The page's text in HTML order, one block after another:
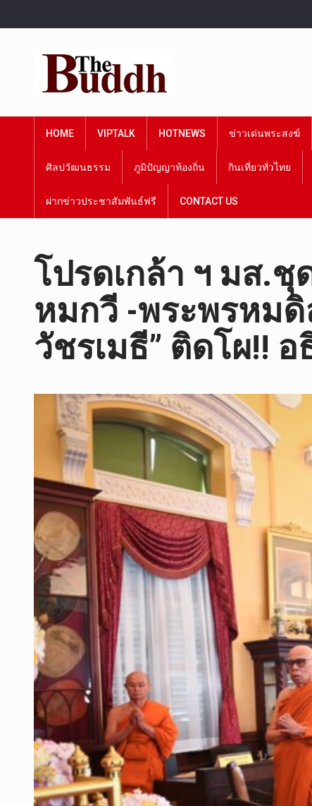
HOME VIPTALK HOTNEWS ข่าวเด่นพระสงฆ์
ศิลปวัฒนธรรม ภูมิปัญญาท้องถิ่น กินเที่ยวทั่วไทย
ฝากข่าวประชาสัมพันธ์ฟรี CONTACT US
โปรดเกล้า ฯ มส.ชุ
หมกวี -พระพรหมดิ
วัชรเมธี” ติดโผ!!